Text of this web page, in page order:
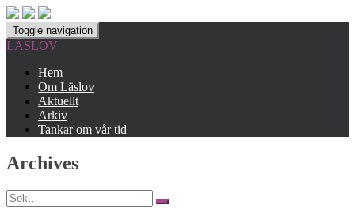
Toggle navigation
LÄSLOV
Hem
Om Läslov
Aktuellt
Arkiv
Tankar om vår tid
Archives
Search
for: